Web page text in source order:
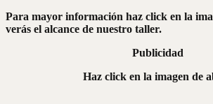
Para mayor información haz click en la
verás el alcance de nuestro taller.
Publicidad
Haz click en la imagen de